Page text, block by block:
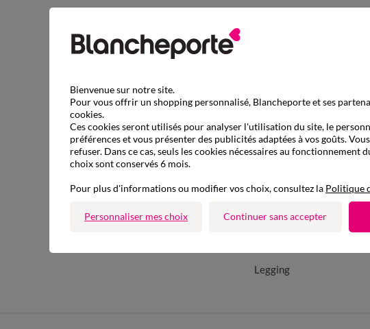
Legging
Bienvenue sur notre site.
Pour vous offrir un shopping personnalisé, Blancheporte et ses
cookies.
Ces cookies seront utilisés pour analyser l'utilisation du site, le
préférences et vous présenter des publicités adaptées à vos goûts.
refuser. Dans ce cas, seuls les cookies nécessaires au fonctionnement
choix sont conservés 6 mois.
Pour plus d'informations ou modifier vos choix, consultez la Politique
Personnaliser mes choix Continuer sans accepter